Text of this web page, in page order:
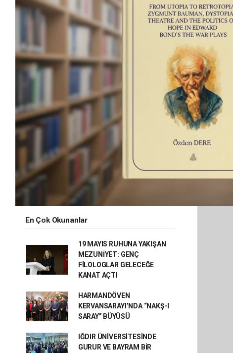
En Çok Okunanlar
19 MAYIS RUHUNA YAKIŞAN
MEZUNİYET: GENÇ
FİLOLOGLAR GELECEĞE
KANAT AÇTI
HARMANDÖVEN
KERVANSARAYI’NDA “NAKŞ-I
SARAY” BÜYÜSÜ
IĞDIR ÜNİVERSİTESİNDE
GURUR VE BAYRAM BİR